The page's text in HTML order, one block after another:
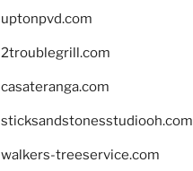
uptonpvd.com
2troublegrill.com
casateranga.com
sticksandstonesstudiooh.com
walkers-treeservice.com